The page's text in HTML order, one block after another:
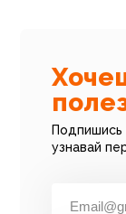
Подпишись
узнавай